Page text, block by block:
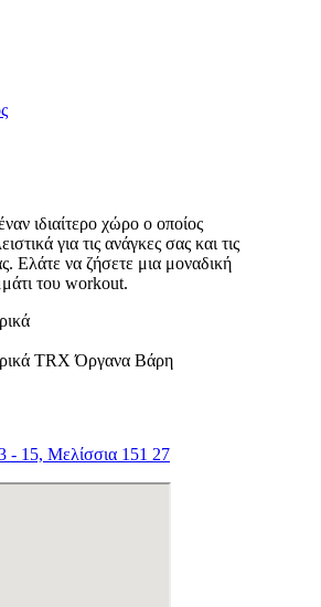
ιδιαίτερο χώρο ο οποίος
για τις ανάγκες σας και τις
Ελάτε να ζήσετε μια μοναδική
του workout.
TRXΌργανα Βάρη
- 15, Μελίσσια 151 27